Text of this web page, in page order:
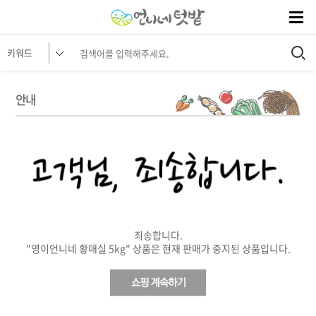
안내
죄송합니다.
"영이언니네 황매실 5kg" 상품은 현재 판매가 중지된 상품입니다.